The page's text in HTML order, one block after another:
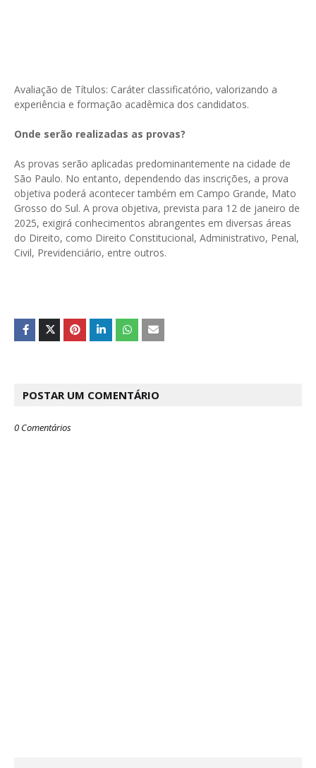
Avaliação de Títulos: Caráter classificatório, valorizando a
experiência e formação acadêmica dos candidatos.
Onde serão realizadas as provas?
As provas serão aplicadas predominantemente na cidade de
São Paulo. No entanto, dependendo das inscrições, a prova
objetiva poderá acontecer também em Campo Grande, Mato
Grosso do Sul. A prova objetiva, prevista para 12 de janeiro de
2025, exigirá conhecimentos abrangentes em diversas áreas
do Direito, como Direito Constitucional, Administrativo, Penal,
Civil, Previdenciário, entre outros.
POSTAR UM COMENTÁRIO
0 Comentários